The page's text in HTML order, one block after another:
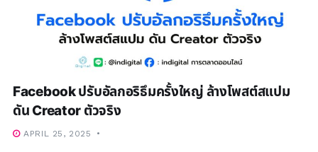
Facebook ปรับอัลกอริธึมครั้งใหญ่ ล้างโพสต์สแปม
ดัน Creator ตัวจริง
APRIL 25, 2025